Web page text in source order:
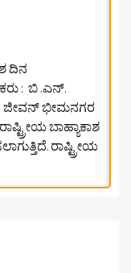
ದಿನ
: ಬಿ .ಎನ್.
ಜೀವನ್‌ ಭೀಮನಗರ
ಬಾಹ್ಯಾಕಾಶ
ರಾಷ್ಟ್ರೀಯ
✍️ ಶ್ರೀಮತಿ ಜಯಶ್ರೀ